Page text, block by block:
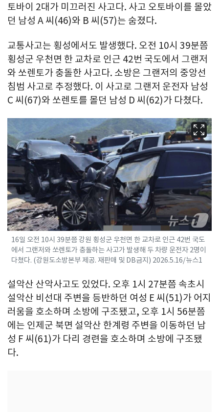
토바이 2대가 미끄러진 사고다. 사고 오토바이를 몰았
던 남성 A 씨(46)와 B 씨(57)는 숨졌다.
교통사고는 횡성에서도 발생했다. 오전 10시 39분쯤
횡성군 우천면 한 교차로 인근 42번 국도에서 그랜저
와 쏘렌토가 충돌한 사고다. 소방은 그랜저의 중앙선
침범 사고로 추정했다. 이 사고로 그랜저 운전자 남성
C 씨(67)와 쏘렌토를 몰던 남성 D 씨(62)가 다쳤다.
16일 오전 10시 39분쯤 강원 횡성군 우천면 한 교차로 인근 42번 국도
에서 그랜저와 쏘렌토가 충돌하는 사고가 발생해 두 차량 운전자 2명이
다쳤다. (강원도소방본부 제공. 재판매 및 DB금지) 2026.5.16/뉴스1
설악산 산악사고도 있었다. 오후 1시 27분쯤 속초시
설악산 비선대 주변을 등반하던 여성 E 씨(51)가 어지
러움을 호소하며 소방에 구조됐고, 오후 1시 56분쯤
에는 인제군 북면 설악산 한계령 주변을 이동하던 남
성 F 씨(61)가 다리 경련을 호소하며 소방에 구조됐
다.